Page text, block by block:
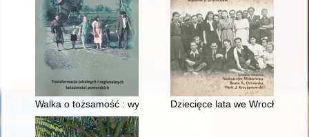
Walka o tożsamość : wypisy z kronik szkolnych z Kociewia,
Dziecięce lata we Wrocławiu